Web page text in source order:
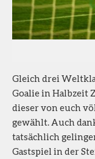
Gleich drei
Goalie in Halbzeit
dieser von euch
gewählt. Auch
tatsächlich
Gastspiel in der